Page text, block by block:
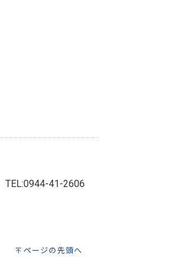
TEL:0944-41-2606
ページの先頭へ